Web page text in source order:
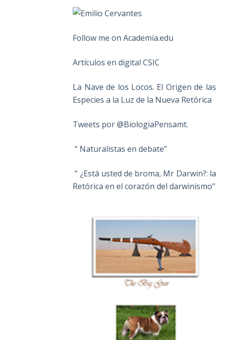
Follow me on Academia.edu
Artículos en digital CSIC
La Nave de los Locos. El Origen de las
Especies a la Luz de la Nueva Retórica
Tweets por @BiologiaPensamt.
" Naturalistas en debate"
" ¿Está usted de broma, Mr Darwin?: la
Retórica en el corazón del darwinismo"